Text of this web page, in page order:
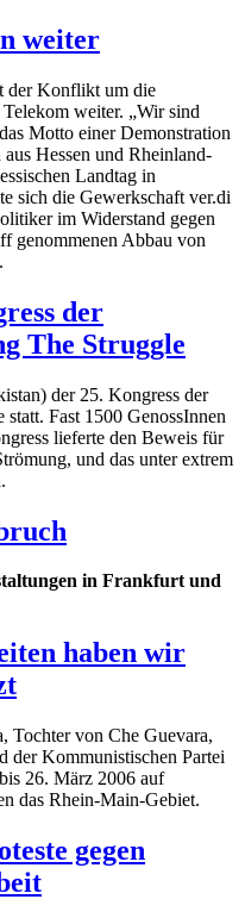
weiter
der Konflikt um die
weiter. „Wir sind
Motto einer Demonstration
Hessen und Rheinland-
Landtag in
sich die Gewerkschaft ver.di
im Widerstand gegen
genommenen Abbau von
der
The Struggle
der 25. Kongress der
Fast 1500 GenossInnen
lieferte den Beweis für
und das unter extrem
in Frankfurt und
haben wir
Tochter von Che Guevara,
Kommunistischen Partei
26. März 2006 auf
das Rhein-Main-Gebiet.
gegen